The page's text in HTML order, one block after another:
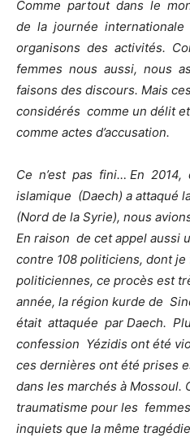
Comme partout dans le
de la journée internationale
organisons des activités.
femmes nous aussi, nous
faisons des discours. Mais
considérés comme un délit
comme actes d’accusation.
Ce n’est pas fini… En 2014,
islamique (Daech) a attaqué
(Nord de la Syrie), nous
En raison de cet appel aussi
contre 108 politiciens, dont
politiciennes, ce procès est
année, la région kurde de
était attaquée par Daech.
confession Yézidis ont été
ces dernières ont été prises
dans les marchés à Mossoul.
traumatisme pour les
inquiets que la même